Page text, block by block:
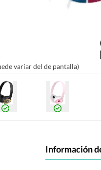
variar del de pantalla)
Información